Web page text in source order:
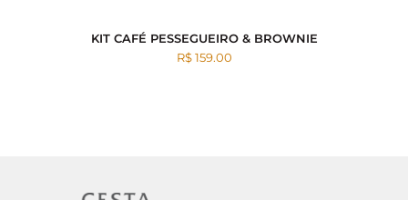
KIT CAFÉ PESSEGUEIRO & BROWNIE
R$ 159.00